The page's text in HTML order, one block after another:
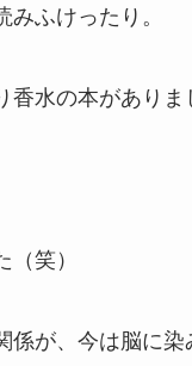
ふけったり。
水の本がありま
笑）
が、今は脳に